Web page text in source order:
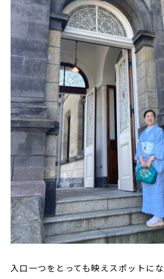
入口一つをとっても映えスポットにな